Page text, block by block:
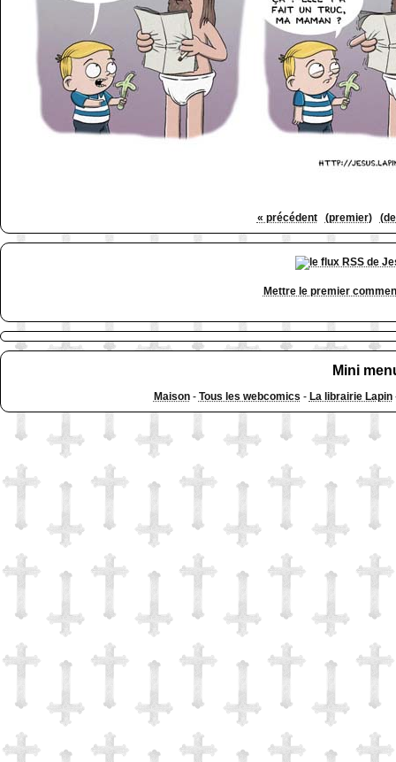
http://www.lefabz.com/
« précédent (premier)
Mettre le premier
Mini
Maison- Tous les webcomics - La librairie Lapin